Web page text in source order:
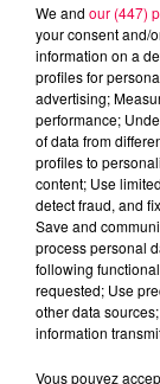
3 août 2026
PRÉVIFEUX
We and our (447)
your consent and/
information on a
profiles for
advertising;
performance;
of data from
profiles to
content; Use
detect fraud, and
Save and
process personal
following
requested; Use
other data
information
Vous pouvez